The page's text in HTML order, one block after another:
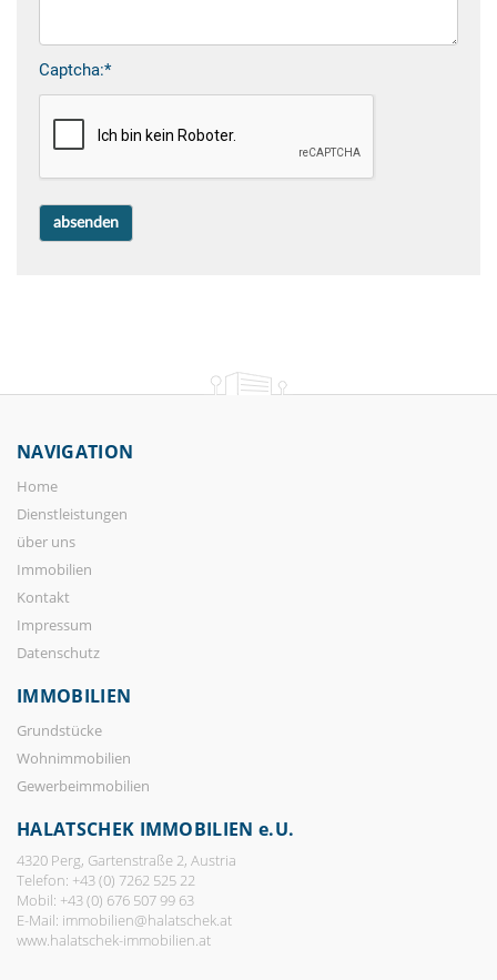
Captcha:*
NAVIGATION
Home
Dienstleistungen
über uns
Immobilien
Kontakt
Impressum
Datenschutz
IMMOBILIEN
Grundstücke
Wohnimmobilien
Gewerbeimmobilien
HALATSCHEK IMMOBILIEN e.U.
4320 Perg, Gartenstraße 2, Austria
Telefon: +43 (0) 7262 525 22
Mobil: +43 (0) 676 507 99 63
E-Mail: immobilien@halatschek.at
www.halatschek-immobilien.at